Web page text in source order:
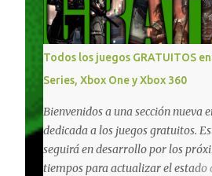
Xbox y PC, que van desde skins,
de personajes, paquetes de
emotes, monedas virtuales y más
diferentes títulos. Todas estas
pueden reclamar desde la sección
Pass o en tu aplicación de Xbox
directamente a la pestaña de
Essential también ahora sumará el
la Nube de Xbox, el cual nos
Todos los juegos GRATUITOS
Series, Xbox One y Xbox 360
Bienvenidos a una sección nueva
dedicada a los juegos gratuitos.
seguirá en desarrollo por los
tiempos para actualizar el estado